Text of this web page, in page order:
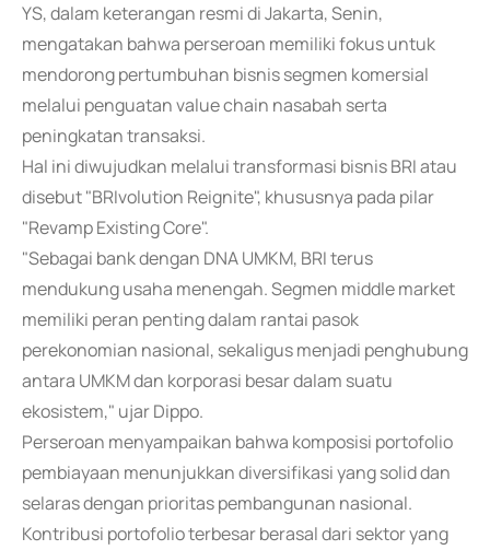
YS, dalam keterangan resmi di Jakarta, Senin,
mengatakan bahwa perseroan memiliki fokus untuk
mendorong pertumbuhan bisnis segmen komersial
melalui penguatan value chain nasabah serta
peningkatan transaksi.
Hal ini diwujudkan melalui transformasi bisnis BRI atau
disebut "BRIvolution Reignite", khususnya pada pilar
"Revamp Existing Core".
"Sebagai bank dengan DNA UMKM, BRI terus
mendukung usaha menengah. Segmen middle market
memiliki peran penting dalam rantai pasok
perekonomian nasional, sekaligus menjadi penghubung
antara UMKM dan korporasi besar dalam suatu
ekosistem," ujar Dippo.
Perseroan menyampaikan bahwa komposisi portofolio
pembiayaan menunjukkan diversifikasi yang solid dan
selaras dengan prioritas pembangunan nasional.
Kontribusi portofolio terbesar berasal dari sektor yang